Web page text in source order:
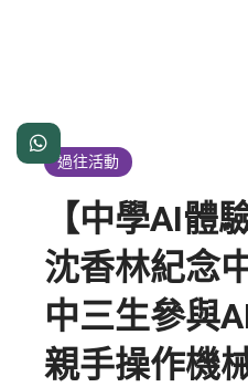

過往活動
【中學AI體
沈香林紀念
中三生參與
親手操作機